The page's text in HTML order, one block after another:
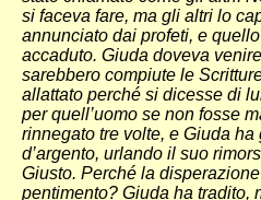
si faceva fare, ma gli altri lo
annunciato dai profeti, e
accaduto. Giuda doveva
sarebbero compiute le
allattato perché si dicesse di
per quell’uomo se non fosse
rinnegato tre volte, e Giuda ha
d’argento, urlando il suo
Giusto. Perché la
pentimento? Giuda ha tradito,